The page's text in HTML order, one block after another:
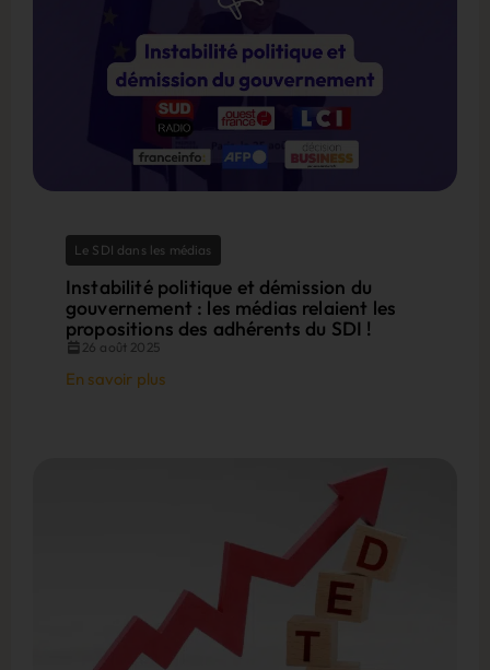
Le SDI dans les médias
Instabilité politique et démission du
gouvernement : les médias relaient les
propositions des adhérents du SDI !
26 août 2025
En savoir plus